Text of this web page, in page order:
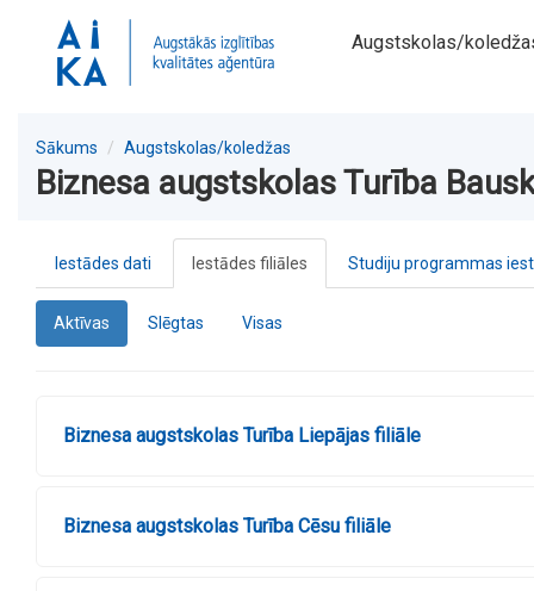
Augstskolas/
Sākums Augstskolas/koledžas
Biznesa augstskolas Turība
Iestādes dati Iestādes filiāles Studiju programmas
Aktīvas Slēgtas Visas
Biznesa augstskolas Turība Liepājas filiāle
Biznesa augstskolas Turība Cēsu filiāle